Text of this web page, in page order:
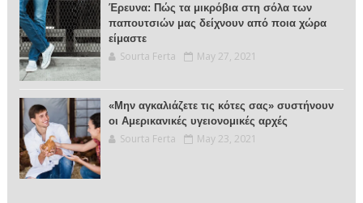
Έρευνα: Πώς τα μικρόβια στη σόλα των
παπουτσιών μας δείχνουν από ποια χώρα
είμαστε
Sourta Ferta May 27, 2021
«Μην αγκαλιάζετε τις κότες σας» συστήνουν
οι Αμερικανικές υγειονομικές αρχές
Sourta Ferta May 23, 2021